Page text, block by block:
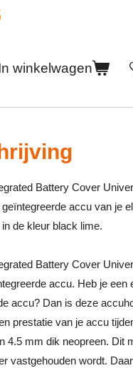
winkelwagen
Battery Cover
accu van je
de kleur black lime.
Battery Cover
accu. Heb je een
accu? Dan is deze
prestatie van je accu
4.5 mm dik neopreen. Dit
vastgehouden wordt.